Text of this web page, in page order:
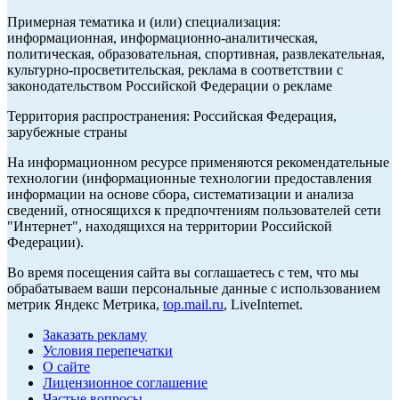
Примерная тематика и (или) специализация:
информационная, информационно-аналитическая,
политическая, образовательная, спортивная, развлекательная,
культурно-просветительская, реклама в соответствии с
законодательством Российской Федерации о рекламе
Территория распространения: Российская Федерация,
зарубежные страны
На информационном ресурсе применяются рекомендательные
технологии (информационные технологии предоставления
информации на основе сбора, систематизации и анализа
сведений, относящихся к предпочтениям пользователей сети
"Интернет", находящихся на территории Российской
Федерации).
Во время посещения сайта вы соглашаетесь с тем, что мы
обрабатываем ваши персональные данные с использованием
метрик Яндекс Метрика, top.mail.ru, LiveInternet.
Заказать рекламу
Условия перепечатки
О сайте
Лицензионное соглашение